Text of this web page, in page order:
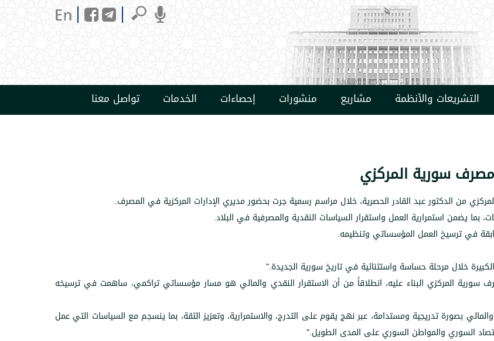
التشريعات والأنظمة مشاريع منشورات إحصاءات الخدمات تواصل معنا
سورية المركزي
من الدكتور عبد القادر الحصرية، خلال مراسم رسمية جرت بحضور مديري الإدارات المركزية في المصرف.
يضمن استمرارية العمل واستقرار السياسات النقدية والمصرفية في البلاد.
في ترسيخ العمل المؤسساتي وتنظيمه.
خلال مرحلة حساسة واستثنائية في تاريخ سورية الجديدة".
المركزي البناء عليه، انطلاقاً من أن الاستقرار النقدي والمالي هو مسار مؤسساتي تراكمي، ساهمت في ترسيخه
بصورة تدريجية ومستدامة، عبر نهج يقوم على التدرج، والاستمرارية، وتعزيز الثقة، بما ينسجم مع السياسات التي عمل
السوري والمواطن السوري على المدى الطويل".